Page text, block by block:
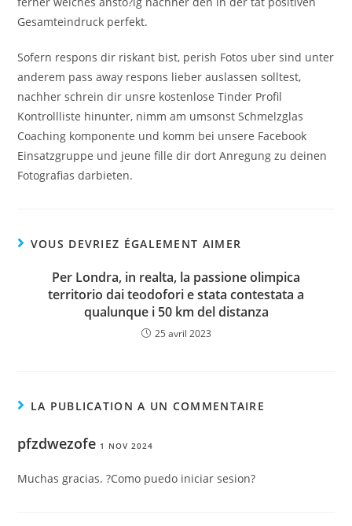
Gesamteindruck perfekt.
Sofern respons dir riskant bist, perish Fotos uber sind unter
anderem pass away respons lieber auslassen solltest,
nachher schrein dir unsre kostenlose Tinder Profil
Kontrollliste hinunter, nimm am umsonst Schmelzglas
Coaching komponente und komm bei unsere Facebook
Einsatzgruppe und jeune fille dir dort Anregung zu deinen
Fotografi­as darbieten.
VOUS DEVRIEZ ÉGALEMENT AIMER
Per Londra, in realta, la passione olimpica
territorio dai teodofori e stata contestata a
qualunque i 50 km del distanza
25 avril 2023
LA PUBLICATION A UN COMMENTAIRE
pfzdwezofe 1 NOV 2024
Muchas gracias. ?Como puedo iniciar sesion?